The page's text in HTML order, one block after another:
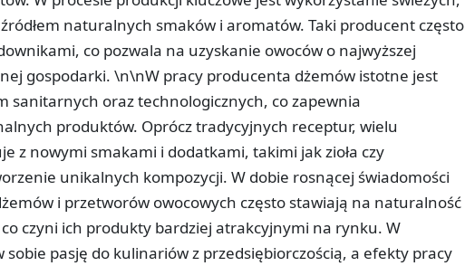
naturalnych smaków i aromatów. Taki producent często
co pozwala na uzyskanie owoców o najwyższej
gospodarki. \n\nW pracy producenta dżemów istotne jest
sanitarnych oraz technologicznych, co zapewnia
produktów. Oprócz tradycyjnych receptur, wielu
z nowymi smakami i dodatkami, takimi jak zioła czy
unikalnych kompozycji. W dobie rosnącej świadomości
i przetworów owocowych często stawiają na naturalność
czyni ich produkty bardziej atrakcyjnymi na rynku. W
sobie pasję do kulinariów z przedsiębiorczością, a efekty pracy